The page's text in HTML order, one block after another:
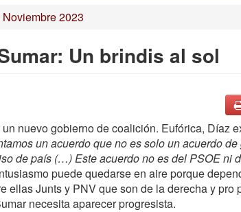
2023
Un brindis al sol
nuevo gobierno de coalición. Eufórica, Díaz
un acuerdo que no es solo un acuerdo
de país (…) Este acuerdo no es del PSOE ni
puede quedarse en aire porque
ellas Junts y PNV que son de la derecha y pro
necesita aparecer progresista.